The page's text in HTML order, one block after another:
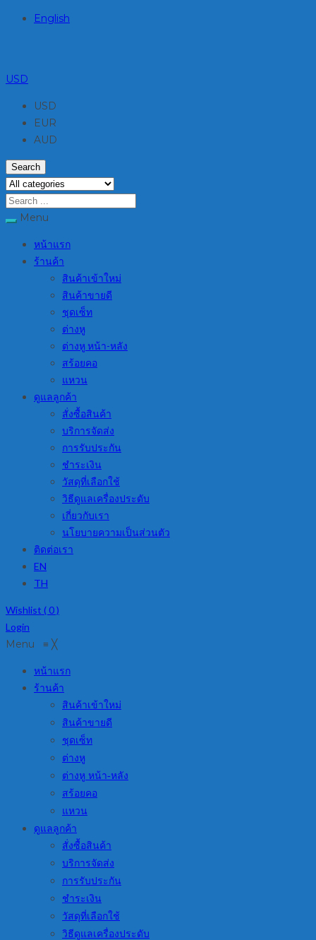
English
USD
USD
EUR
AUD
Search
Menu
หน้าแรก
ร้านค้า
สินค้าเข้าใหม่
สินค้าขายดี
ชุดเซ็ท
ต่างหู
ต่างหู หน้า-หลัง
สร้อยคอ
แหวน
ดูแลลูกค้า
สั่งซื้อสินค้า
บริการจัดส่ง
การรับประกัน
ชำระเงิน
วัสดุที่เลือกใช้
วิธีดูแลเครื่องประดับ
เกี่ยวกับเรา
นโยบายความเป็นส่วนตัว
ติดต่อเรา
EN
TH
Wishlist (0)
Login
Menu ≡ ╳
หน้าแรก
ร้านค้า
สินค้าเข้าใหม่
สินค้าขายดี
ชุดเซ็ท
ต่างหู
ต่างหู หน้า-หลัง
สร้อยคอ
แหวน
ดูแลลูกค้า
สั่งซื้อสินค้า
บริการจัดส่ง
การรับประกัน
ชำระเงิน
วัสดุที่เลือกใช้
วิธีดูแลเครื่องประดับ